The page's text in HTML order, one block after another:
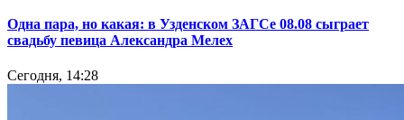
Одна пара, но какая: в Узденском ЗАГСе 08.08 сыграет
свадьбу певица Александра Мелех
Сегодня, 14:28